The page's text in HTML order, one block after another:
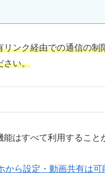
ンク経由での通信の
さい。
はすべて利用すること
ら設定・動画共有は可